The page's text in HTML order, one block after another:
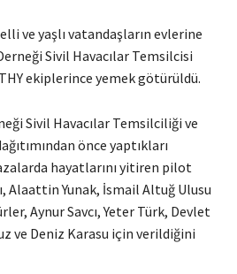
ve yaşlı vatandaşların evlerine
Sivil Havacılar Temsilcisi
ekiplerince yemek götürüldü.
Sivil Havacılar Temsilciliği ve
önce yaptıkları
hayatlarını yitiren pilot
Alaattin Yunak, İsmail Altuğ Ulusu
Aynur Savcı, Yeter Türk, Devlet
ve Deniz Karasu için verildiğini